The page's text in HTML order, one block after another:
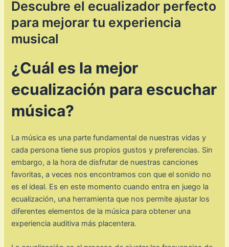
Descubre el ecualizador perfecto
para mejorar tu experiencia
musical
¿Cuál es la mejor
ecualización para escuchar
música?
La música es una parte fundamental de nuestras vidas y
cada persona tiene sus propios gustos y preferencias. Sin
embargo, a la hora de disfrutar de nuestras canciones
favoritas, a veces nos encontramos con que el sonido no
es el ideal. Es en este momento cuando entra en juego la
ecualización, una herramienta que nos permite ajustar los
diferentes elementos de la música para obtener una
experiencia auditiva más placentera.